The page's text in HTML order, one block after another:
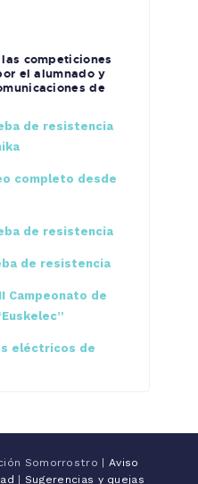
competiciones
el alumnado y
de
de resistencia
completo desde
de resistencia
de resistencia
Campeonato de
eléctricos de
Somorrostro | Aviso
Sugerencias y quejas